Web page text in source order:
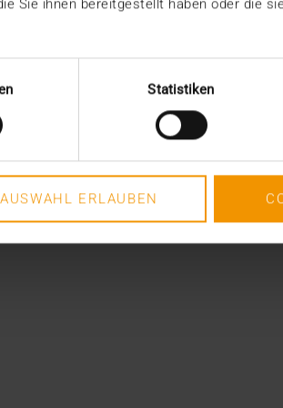
Sie ihnen bereitgestellt haben oder die
Statistiken
AUSWAHL ERLAUBEN